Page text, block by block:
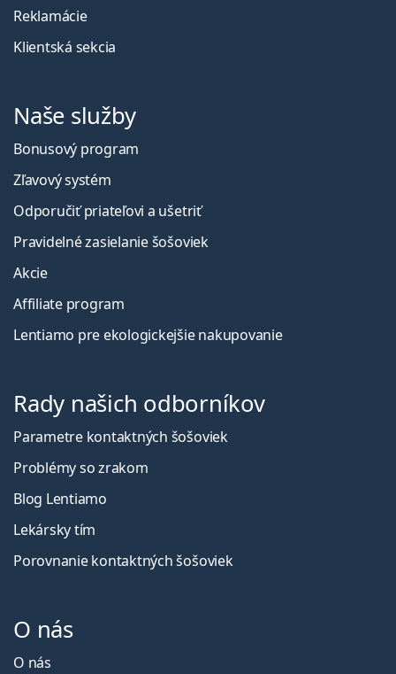
Reklamácie
Klientská sekcia
Naše služby
Bonusový program
Zľavový systém
Odporučiť priateľovi a ušetriť
Pravidelné zasielanie šošoviek
Akcie
Affiliate program
Lentiamo pre ekologickejšie nakupovanie
Rady našich odborníkov
Parametre kontaktných šošoviek
Problémy so zrakom
Blog Lentiamo
Lekársky tím
Porovnanie kontaktných šošoviek
O nás
O nás